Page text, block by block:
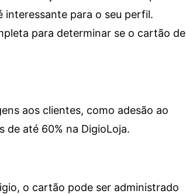
interessante para o seu perfil.
para determinar se o cartão de
aos clientes, como adesão ao
de até 60% na DigioLoja.
o cartão pode ser administrado